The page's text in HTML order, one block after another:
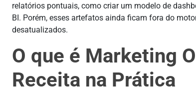
relatórios pontuais, como criar um modelo de
BI. Porém, esses artefatos ainda ficam fora do
desatualizados.
O que é Marketing
Receita na Prática